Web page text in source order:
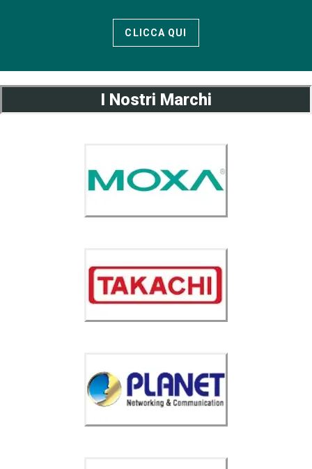
CLICCA QUI
I Nostri Marchi